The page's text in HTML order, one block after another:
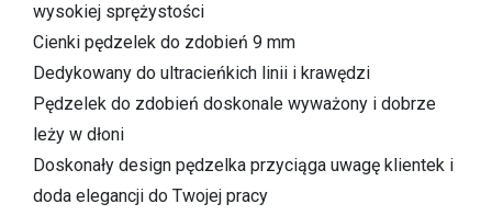
wysokiej sprężystości
Cienki pędzelek do zdobień 9 mm
Dedykowany do ultracieńkich linii i krawędzi
Pędzelek do zdobień doskonale wyważony i dobrze
leży w dłoni
Doskonały design pędzelka przyciąga uwagę klientek i
doda elegancji do Twojej pracy